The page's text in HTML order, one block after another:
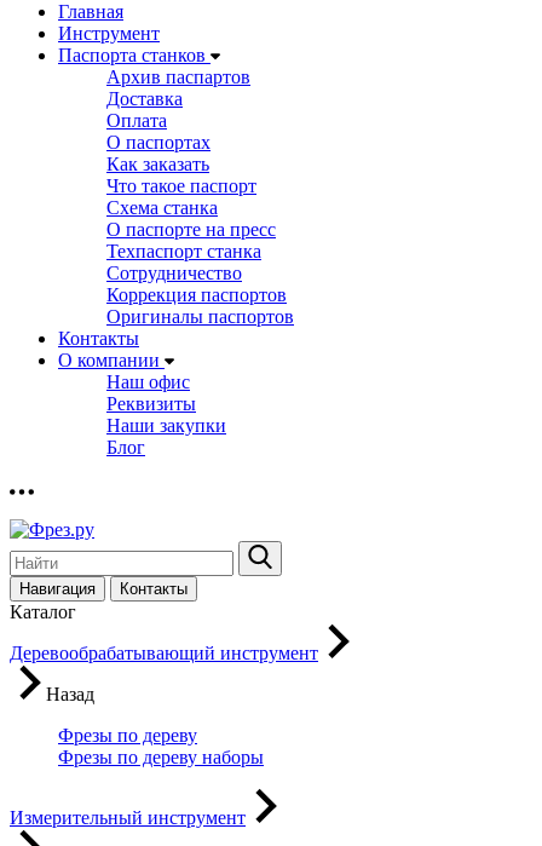
Главная
Инструмент
Паспорта станков
Архив паспартов
Доставка
Оплата
О паспортах
Как заказать
Что такое паспорт
Схема станка
О паспорте на пресс
Техпаспорт станка
Сотрудничество
Коррекция паспортов
Оригиналы паспортов
Контакты
О компании
Наш офис
Реквизиты
Наши закупки
Блог
Навигация Контакты
Каталог
Деревообрабатывающий инструмент
Назад
Фрезы по дереву
Фрезы по дереву наборы
Измерительный инструмент